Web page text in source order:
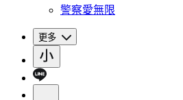
警察愛無限
更多